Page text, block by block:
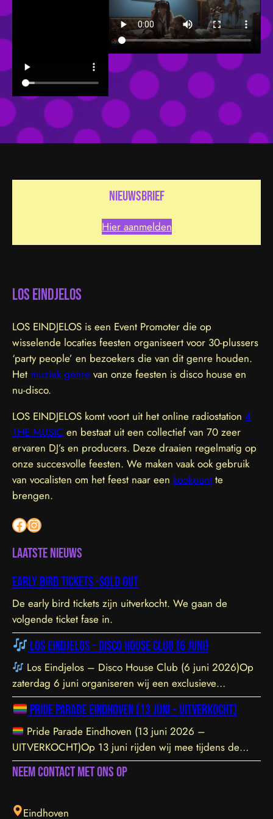
nieuwsbrief
Hier aanmelden
LOS EINDJELOS
LOS EINDJELOS is een Event Promoter die op
wisselende locaties feesten organiseert voor 30-plussers
‘party people’ en bezoekers die van dit genre houden.
Het muziek genre van onze feesten is disco house en
nu-disco.
LOS EINDJELOS komt voort uit het online radiostation 4
THE MUSIC en bestaat uit een collectief van 70 zeer
ervaren DJ’s en producers. Deze draaien regelmatig op
onze succesvolle feesten. We maken vaak ook gebruik
van vocalisten om het feest naar een kookpunt te
brengen.
Facebook Instagram
Laatste nieuws
Early bird tickets -sold out
De early bird tickets zijn uitverkocht. We gaan de
volgende ticket fase in.
Los Eindjelos – Disco House Club (6 juni)
Los Eindjelos – Disco House Club (6 juni 2026)Op
zaterdag 6 juni organiseren wij een exclusieve
clubavond van 20:30 tot 01:30 in een sfeervolle, intieme
locatie aan de Hofstraat 85b in Eindhoven. De venue is
prachtig ingericht en staat garant voor een geweldige
vibe. Let op: de toegang sluit om 21:45 uur – daarna is
toegang helaas niet meer mogelijk. Tickets zijn hier te
vinden.
Pride Parade Eindhoven (13 juni – UITVERKOCHT)
Pride Parade Eindhoven (13 juni 2026 –
UITVERKOCHT)Op 13 juni rijden wij mee tijdens de
Pride Parade door het centrum van Eindhoven. We
dragen de LHBTIQ+ gemeenschap een warm hart toe en
gelijkwaardigheid en acceptatie. Samen bouwen we aan
Neem contact met ons op
Eindhoven